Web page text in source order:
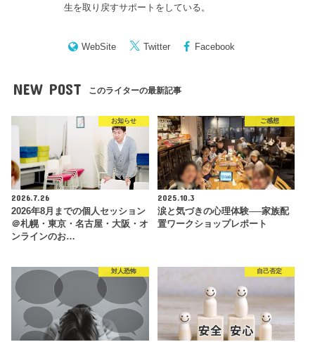
生を取り戻すサポートをしている。
WebSite Twitter Facebook
NEW POST このライターの最新記事
お知らせ
2026.7.26
2026年8月までの個人セッション
＠札幌・東京・名古屋・大阪・オ
ンラインのお…
ご感想
2025.10.3
涙と気づきの心理体験──家族配
置ワークショップレポート
対人恐怖 自己否定